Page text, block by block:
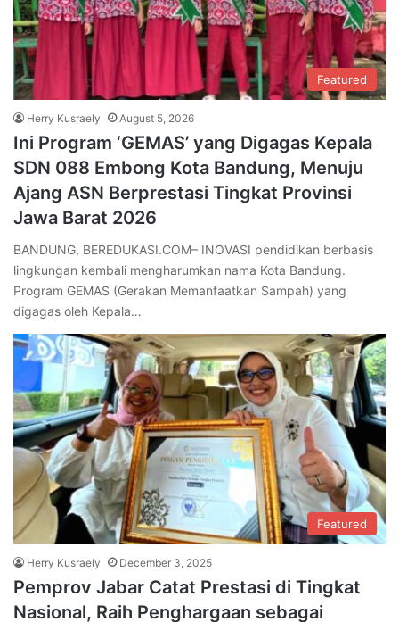
Featured
Herry Kusraely August 5, 2026
Ini Program ‘GEMAS’ yang Digagas Kepala
SDN 088 Embong Kota Bandung, Menuju
Ajang ASN Berprestasi Tingkat Provinsi
Jawa Barat 2026
BANDUNG, BEREDUKASI.COM– INOVASI pendidikan berbasis
lingkungan kembali mengharumkan nama Kota Bandung.
Program GEMAS (Gerakan Memanfaatkan Sampah) yang
digagas oleh Kepala…
Featured
Herry Kusraely December 3, 2025
Pemprov Jabar Catat Prestasi di Tingkat
Nasional, Raih Penghargaan sebagai